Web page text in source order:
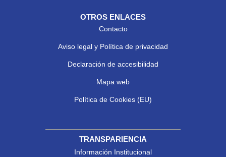
OTROS ENLACES
Contacto
Aviso legal y Política de privacidad
Declaración de accesibilidad
Mapa web
Política de Cookies (EU)
TRANSPARIENCIA
Información Institucional